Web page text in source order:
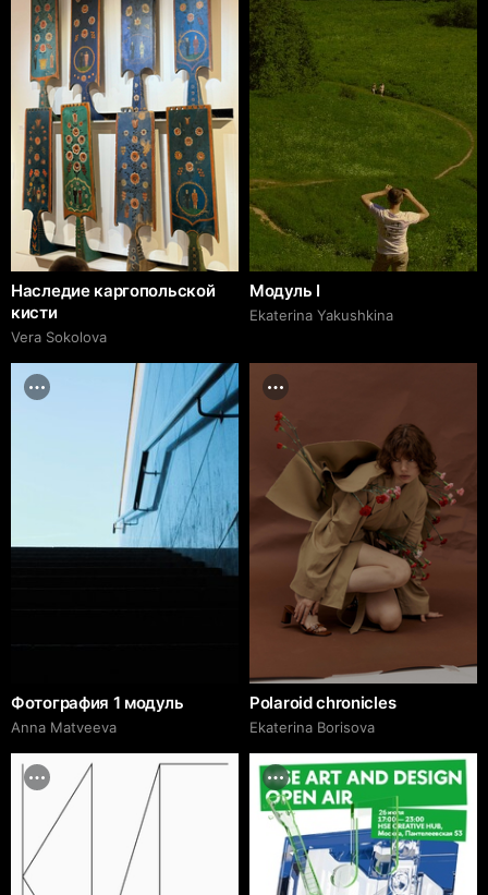
Наследие каргопольской
кисти
Vera Sokolova
Модуль I
Ekaterina Yakushkina
Фотография 1 модуль
Anna Matveeva
Polaroid chronicles
Ekaterina Borisova